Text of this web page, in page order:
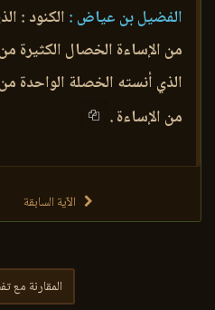
الفضيل بن عياض : الكنود :
من الإساءة الخصال الكثيرة
الذي أنسته الخصلة الواحدة
من الإساءة .
الآية السابقة
المقارنة مع